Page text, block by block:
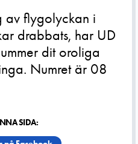
av flygolyckan i
drabbats, har UD
dit oroliga
Numret är 08
SIDA: